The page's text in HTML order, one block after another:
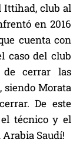
Ittihad, club al
en 2016
cuenta con
caso del club
cerrar las
siendo Morata
De este
técnico y el
Saudí!